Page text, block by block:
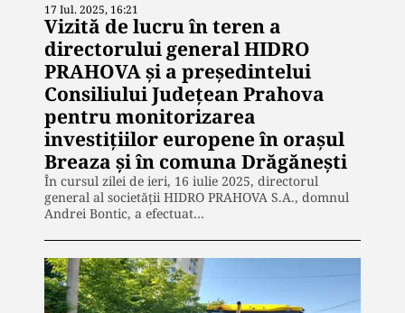
17 Iul. 2025, 16:21
Vizită de lucru în teren a
directorului general HIDRO
PRAHOVA și a președintelui
Consiliului Județean Prahova
pentru monitorizarea
investițiilor europene în orașul
Breaza și în comuna Drăgănești
În cursul zilei de ieri, 16 iulie 2025, directorul
general al societății HIDRO PRAHOVA S.A., domnul
Andrei Bontic, a efectuat…